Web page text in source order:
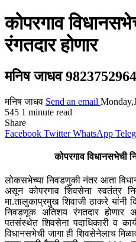
कोपरगाव
रंगतदार होणार
मनिष जाधव 9823752964
मनिष जाधव Send an email
545 1 minute read
Share
Facebook Twitter WhatsApp
कोपरगाव विधानसभेची
लोकसभेच्या निवडणुकी नंतर आता
असून कोपरगाव शिवसेना स्वतंत्र
मा.तालुकाप्रमुख शिवाजी ठाकरे यांनी
निवडणूक अतिशय रंगतदार होणार
पतसंस्थेत शिवसेना पदाधिकारी व
विधानसभेची जागा ही शिवसेनेलाच